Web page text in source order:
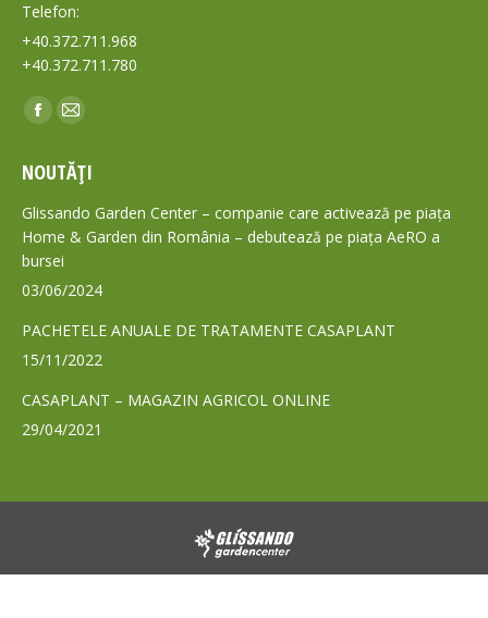
Telefon:
+40.372.711.968
+40.372.711.780
Find us on:
Facebook
opens
in
new
window
Mail
opens
in
new
NOUTĂȚI
Glissando Garden Center – companie care activează pe piața
Home & Garden din România – debutează pe piața AeRO a
bursei
03/06/2024
PACHETELE ANUALE DE TRATAMENTE CASAPLANT
15/11/2022
CASAPLANT – MAGAZIN AGRICOL ONLINE
29/04/2021